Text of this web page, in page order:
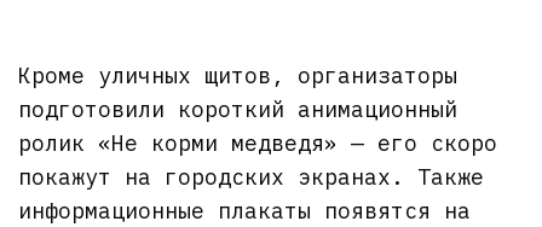
Кроме уличных щитов, организаторы
подготовили короткий анимационный
ролик «Не корми медведя» — его скоро
покажут на городских экранах. Также
информационные плакаты появятся на